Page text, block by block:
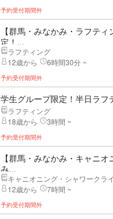
予約受付期間外
【群馬・みなかみ・ラフティ
定！...
ラフティング
12歳から
6時間30分 ~
予約受付期間外
学生グループ限定！半日ラフ
ラフティング
18歳から
3時間 ~
予約受付期間外
【群馬・みなかみ・キャニ
み...
キャニオニング・シャワークラ
12歳から
7時間 ~
予約受付期間外